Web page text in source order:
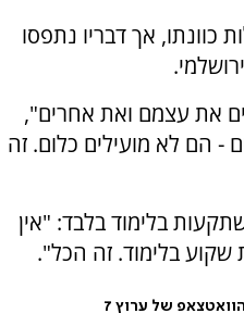
כוונתו, אך דבריו נתפסו
את עצמם ואת אחרים",
- הם לא מועילים כלום. זה
בלימוד בלבד: "אין
שקוע בלימוד. זה הכל".
של ערוץ 7